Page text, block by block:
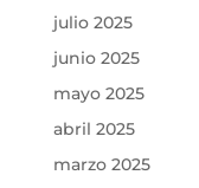
julio 2025
junio 2025
mayo 2025
abril 2025
marzo 2025